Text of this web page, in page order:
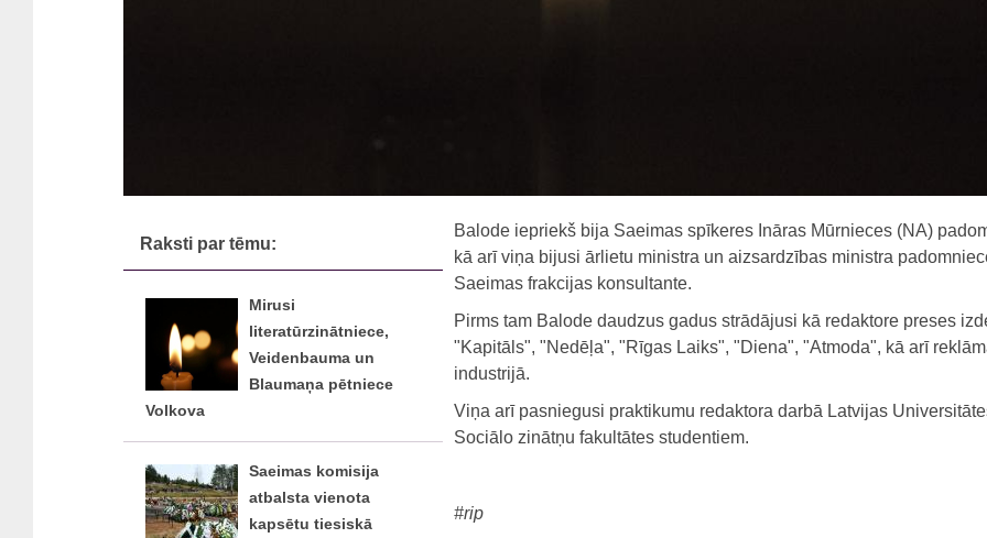
Raksti par tēmu:
Mirusi
literatūrzinātniece,
Veidenbauma un
Blaumaņa pētniece
Volkova
Saeimas komisija
atbalsta vienota
kapsētu tiesiskā
Balode iepriekš bija Saeimas spīkeres Ināras Mūrnieces (NA)
kā arī viņa bijusi ārlietu ministra un aizsardzības ministra
Saeimas frakcijas konsultante.
Pirms tam Balode daudzus gadus strādājusi kā redaktore preses
"Kapitāls", "Nedēļa", "Rīgas Laiks", "Diena", "Atmoda", kā arī
industrijā.
Viņa arī pasniegusi praktikumu redaktora darbā Latvijas
Sociālo zinātņu fakultātes studentiem.
#rip